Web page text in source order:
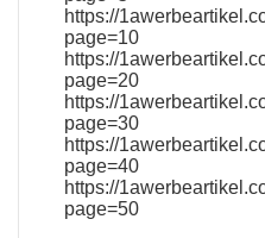
https://
page=10
https://
page=20
https://
page=30
https://
page=40
https://
page=50